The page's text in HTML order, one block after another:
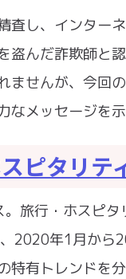
査し、インター
盗んだ詐欺師と
ませんが、今回
なメッセージを示
ピタリテ
。旅行・ホスピ
2020年1月から
特有トレンドを分